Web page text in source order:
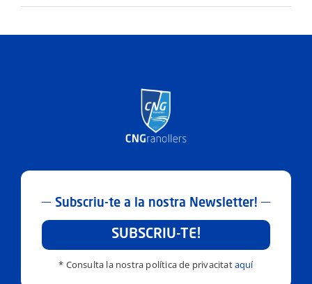
Subscriu-te a la nostra Newsletter!
SUBSCRIU-TE!
* Consulta la nostra política de privacitataquí